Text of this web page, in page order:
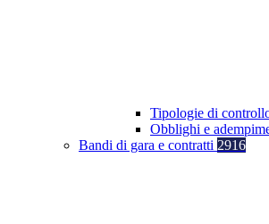
Tipologie di
Obblighi e
Bandi di gara e contratti 2916